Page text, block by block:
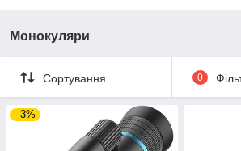
Монокуляри
Сортування 0
–3%